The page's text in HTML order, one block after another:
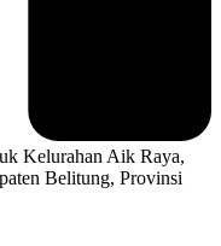
Kelurahan Aik Raya,
Belitung, Provinsi